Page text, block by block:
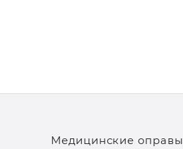
Медицинские оправы